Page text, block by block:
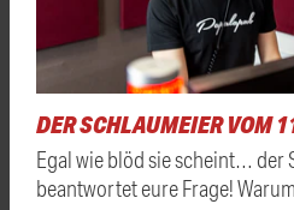
DER SCHLAUMEIER VOM
Egal wie blöd sie scheint… der
beantwortet eure Frage!